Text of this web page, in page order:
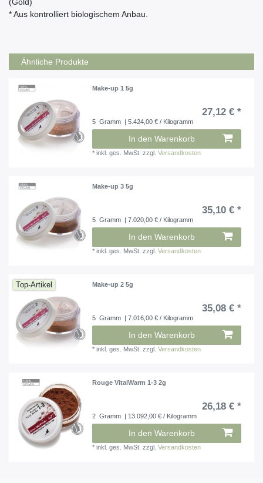
(Gold)
* Aus kontrolliert biologischem Anbau.
Ähnliche Produkte
Make-up 1 5g
27,12 € *
5 Gramm | 5.424,00 € / Kilogramm
In den Warenkorb
*inkl. ges. MwSt. zzgl.Versandkosten
Make-up 3 5g
35,10 € *
5 Gramm | 7.020,00 € / Kilogramm
In den Warenkorb
*inkl. ges. MwSt. zzgl.Versandkosten
Top-Artikel Make-up 2 5g
35,08 € *
5 Gramm | 7.016,00 € / Kilogramm
In den Warenkorb
*inkl. ges. MwSt. zzgl.Versandkosten
Rouge VitalWarm 1-3 2g
26,18 € *
2 Gramm | 13.092,00 € / Kilogramm
In den Warenkorb
*inkl. ges. MwSt. zzgl.Versandkosten